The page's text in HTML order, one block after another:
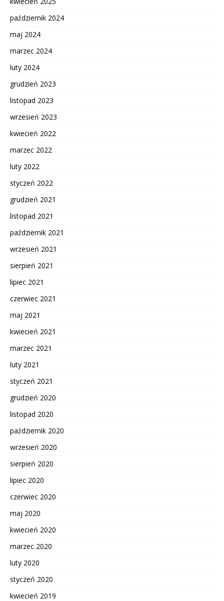
październik 2024
maj 2024
marzec 2024
luty 2024
grudzień 2023
listopad 2023
wrzesień 2023
kwiecień 2022
marzec 2022
luty 2022
styczeń 2022
grudzień 2021
listopad 2021
październik 2021
wrzesień 2021
sierpień 2021
lipiec 2021
czerwiec 2021
maj 2021
kwiecień 2021
marzec 2021
luty 2021
styczeń 2021
grudzień 2020
listopad 2020
październik 2020
wrzesień 2020
sierpień 2020
lipiec 2020
czerwiec 2020
maj 2020
kwiecień 2020
marzec 2020
luty 2020
styczeń 2020
kwiecień 2019